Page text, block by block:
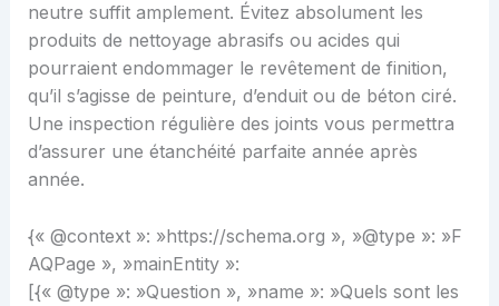
neutre suffit amplement. Évitez absolument les
produits de nettoyage abrasifs ou acides qui
pourraient endommager le revêtement de finition,
qu’il s’agisse de peinture, d’enduit ou de béton ciré.
Une inspection régulière des joints vous permettra
d’assurer une étanchéité parfaite année après
année.
{« @context »: »https://schema.org », »@type »: »F
AQPage », »mainEntity »:
[{« @type »: »Question », »name »: »Quels sont les